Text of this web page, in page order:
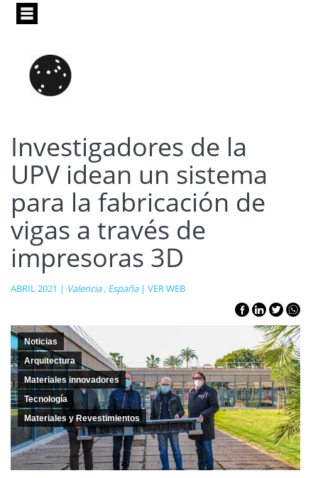
Pasar
principal
Investigadores de la
UPV idean un sistema
para la fabricación de
vigas a través de
impresoras 3D
ABRIL 2021 | Valencia , España| VER WEB
Noticias
Arquitectura
Materiales innovadores
Tecnología
Materiales y Revestimientos